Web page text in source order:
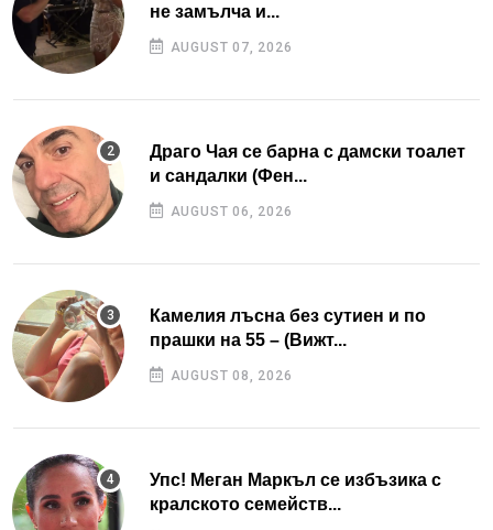
не замълча и...
AUGUST 07, 2026
Драго Чая се барна с дамски тоалет
и сандалки (Фен...
AUGUST 06, 2026
Камелия лъсна без сутиен и по
прашки на 55 – (Вижт...
AUGUST 08, 2026
Упс! Меган Маркъл се избъзика с
кралското семейств...